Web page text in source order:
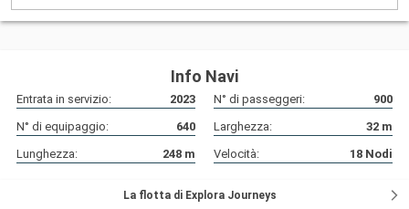
Info Navi
Entrata in servizio: 2023 N° di passeggeri:
900
N° di equipaggio:
640 Larghezza: 32 m
Lunghezza:
248 m Velocità: 18 Nodi
La flotta di Explora Journeys